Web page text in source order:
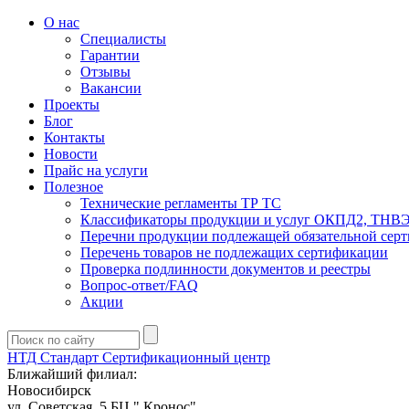
О нас
Специалисты
Гарантии
Отзывы
Вакансии
Проекты
Блог
Контакты
Новости
Прайс на услуги
Полезное
Технические регламенты ТР ТС
Классификаторы продукции и услуг ОКПД2,
Перечни продукции подлежащей обязательной
Перечень товаров не подлежащих сертификации
Проверка подлинности документов и реестры
Вопрос-ответ/FAQ
Акции
НТД Стандарт Сертификационный центр
Ближайший филиал:
Новосибирск